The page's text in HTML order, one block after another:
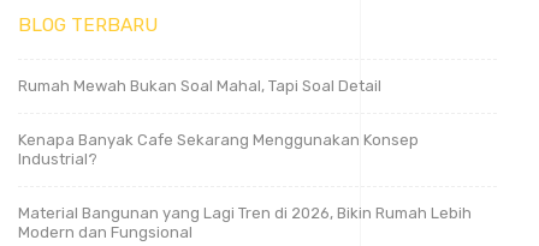
BLOG TERBARU
Rumah Mewah Bukan Soal Mahal, Tapi Soal Detail
Kenapa Banyak Cafe Sekarang Menggunakan Konsep
Industrial?
Material Bangunan yang Lagi Tren di 2026, Bikin Rumah Lebih
Modern dan Fungsional